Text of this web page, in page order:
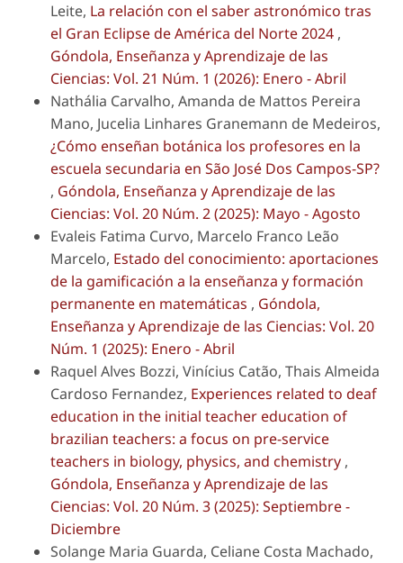
Leite, La relación con el saber astronómico tras
el Gran Eclipse de América del Norte 2024 ,
Góndola, Enseñanza y Aprendizaje de las
Ciencias: Vol. 21 Núm. 1 (2026): Enero - Abril
Nathália Carvalho, Amanda de Mattos Pereira
Mano, Jucelia Linhares Granemann de Medeiros,
¿Cómo enseñan botánica los profesores en la
escuela secundaria en São José Dos Campos-SP?
, Góndola, Enseñanza y Aprendizaje de las
Ciencias: Vol. 20 Núm. 2 (2025): Mayo - Agosto
Evaleis Fatima Curvo, Marcelo Franco Leão
Marcelo, Estado del conocimiento: aportaciones
de la gamificación a la enseñanza y formación
permanente en matemáticas , Góndola,
Enseñanza y Aprendizaje de las Ciencias: Vol. 20
Núm. 1 (2025): Enero - Abril
Raquel Alves Bozzi, Vinícius Catão, Thais Almeida
Cardoso Fernandez, Experiences related to deaf
education in the initial teacher education of
brazilian teachers: a focus on pre-service
teachers in biology, physics, and chemistry ,
Góndola, Enseñanza y Aprendizaje de las
Ciencias: Vol. 20 Núm. 3 (2025): Septiembre -
Diciembre
Solange Maria Guarda, Celiane Costa Machado,